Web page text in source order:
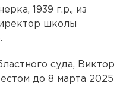
1939 г.р., из
школы
суда, Виктор
до 8 марта 2025